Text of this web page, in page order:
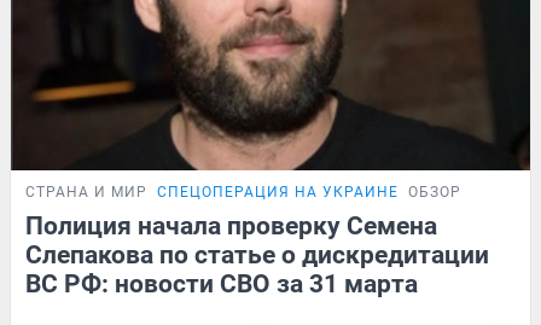
СТРАНА И МИР СПЕЦОПЕРАЦИЯ НА УКРАИНЕ ОБЗОР
Полиция начала проверку Семена
Слепакова по статье о дискредитации
ВС РФ: новости СВО за 31 марта